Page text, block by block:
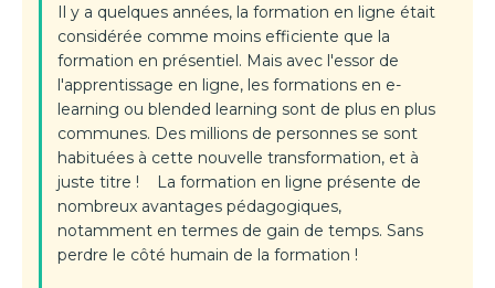
Il y a quelques années, la formation en ligne était
considérée comme moins efficiente que la
formation en présentiel. Mais avec l'essor de
l'apprentissage en ligne, les formations en e-
learning ou blended learning sont de plus en plus
communes. Des millions de personnes se sont
habituées à cette nouvelle transformation, et à
juste titre ! La formation en ligne présente de
nombreux avantages pédagogiques,
notamment en termes de gain de temps. Sans
perdre le côté humain de la formation !